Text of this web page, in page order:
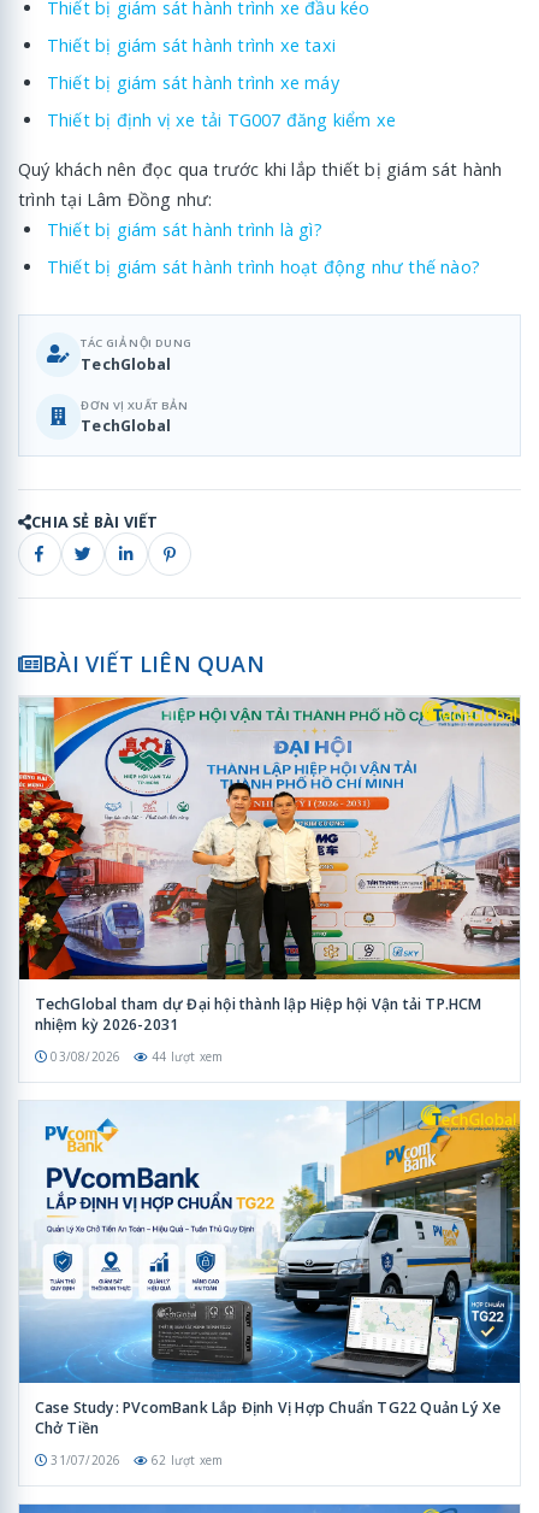
Thiết bị giám sát hành trình xe đầu kéo
Thiết bị giám sát hành trình xe taxi
Thiết bị giám sát hành trình xe máy
Thiết bị định vị xe tải TG007 đăng kiểm xe
Quý khách nên đọc qua trước khi lắp thiết bị giám sát hành
trình tại Lâm Đồng như:
Thiết bị giám sát hành trình là gì?
Thiết bị giám sát hành trình hoạt động như thế nào?
TÁC GIẢ NỘI DUNG
TechGlobal
ĐƠN VỊ XUẤT BẢN
TechGlobal
CHIA SẺ BÀI VIẾT
BÀI VIẾT LIÊN QUAN
TechGlobal tham dự Đại hội thành lập Hiệp hội Vận tải TP.HCM
nhiệm kỳ 2026-2031
03/08/2026 44 lượt xem
Case Study: PVcomBank Lắp Định Vị Hợp Chuẩn TG22 Quản Lý Xe
Chở Tiền
31/07/2026 62 lượt xem